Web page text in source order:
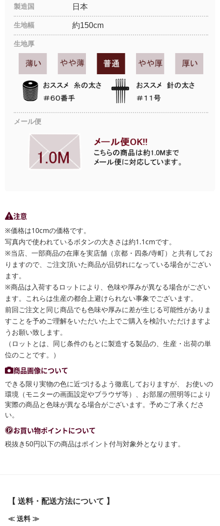
製造国 日本
生地幅 約150cm
生地厚
メール便
注意
※価格は10cmの価格です。
写真内で使われているボタンの大きさは約1.1cmです。
※当店、一部商品の在庫を実店舗（京都・四条/寺町）と共有してお
りますので、ご注文頂いた商品が品切れになっている場合がござい
ます。
※商品は入荷するロットにより、色味や厚みが異なる場合がござい
ます。これらは生産の都合上避けられない事象でございます。
前回ご注文と同じ商品でも色味や厚みに差が生じる可能性がありま
すことを予めご理解をいただいた上でご購入を検討いただけますよ
うお願い致します。
（ロットとは、同じ条件のもとに製造する製品の、生産・出荷の単
位のことです。）
商品画像について
できる限り実物の色に近づけるよう徹底しておりますが、 お使いの
環境（モニターの画面設定やブラウザ等）、お部屋の照明等により
実際の商品と色味が異なる場合がございます。予めご了承くださ
い。
お買い物ポイントについて
税抜き50円以下の商品はポイント付与対象外となります。
【 送料・配送方法について 】
≪ 送料 ≫